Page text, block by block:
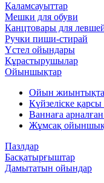
Қаламсауыттар
Мешки для обуви
Канцтовары для
Ручки пиши-стирай
Үстел ойындары
Құрастырушылар
Ойыншықтар
Ойын
Күйзеліске
Ваннаға
Жұмсақ
Пазлдар
Басқатырғыштар
Дамытатын ойындар